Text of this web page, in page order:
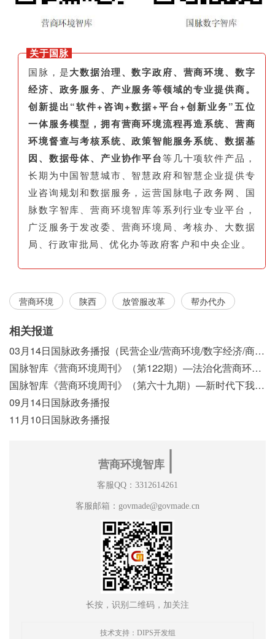
关于国脉
国脉，是大数据治理、数字政府、营商环境、数字
经济、政务服务、产业服务等领域的专业提供商。
创新提出“软件+咨询+数据+平台+创新业务”五位
一体服务模型，拥有营商环境流程再造系统、营商
环境督查与考核系统、政策智能服务系统、数据基
因、数据母体、产业协作平台等几十项软件产品，
长期为中国智慧城市、智慧政府和智慧企业提供专
业咨询规划和数据服务，运营国脉电子政务网、国
脉数字智库、营商环境智库等系列行业专业平台，
广泛服务于发改委、营商环境局、考核办、大数据
局、行政审批局、优化办等政府客户和中央企业。
营商环境 陕西 放管服改革 帮办代办
相关报道
03月14日国脉政务播报（民营企业/营商环境/数字经济/商事制度改革）
国脉智库《营商环境周刊》（第122期）—法治化营商环境视域下我国行政执法公示制度浅析
国脉智库《营商环境周刊》（第六十九期）—新时代下我国营商环境标准体系构建初探
09月14日国脉政务播报
11月10日国脉政务播报
营商环境智库
客服QQ：3312614261
客服邮箱：govmade@govmade.cn
长按，识别二维码，加关注
技术支持：DIPS开发组